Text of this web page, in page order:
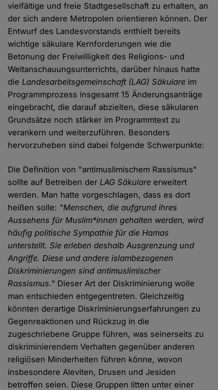
vielfältige und freie Stadtgesellschaft zu erhalten, an
der sich andere Metropolen orientieren können. Der
Entwurf des Landesvorstands enthielt bereits
wichtige säkulare Kernforderungen wie die
Betonung der Freiwilligkeit des Religions- und
Weltanschauungsunterrichts, darüber hinaus hatte
die Landesarbeitsgemeinschaft (LAG) Säkulare im
Programmprozess insgesamt 15 Änderungsanträge
eingebracht, die darauf abzielten, diese säkularen
Grundsätze noch stärker im Programmtext zu
verankern und weiterzuführen. Besonders
hervorzuheben sind dabei folgende Schwerpunkte:
Die Definition von "antimuslimischem Rassismus"
sollte auf Betreiben der LAG Säkulare erweitert
werden. Man hatte vorgeschlagen, dass es dort
heißen solle: "Menschen, die aufgrund ihres
Aussehens für Muslim*innen gehalten werden, wird
häufig politische Sympathie für die Hamas
unterstellt. Sie erleben deshalb Ausgrenzung und
Angriffe. Diese und andere islambezogenen
Diskriminierungen sind antimuslimischer
Rassismus." Dieser Art der Diskriminierung wolle
man entschieden entgegentreten. Gleichzeitig
könnten derartige Diskriminierungserfahrungen zu
Gegenreaktionen und Rückzug in die
zugeschriebene Gruppe führen, was seinerseits zu
diskriminierendem Verhalten gegenüber anderen
religiösen Minderheiten führen könne, wovon
insbesondere Aleviten, Drusen und Jesiden
betroffen seien. Diese Gruppen litten unter einer